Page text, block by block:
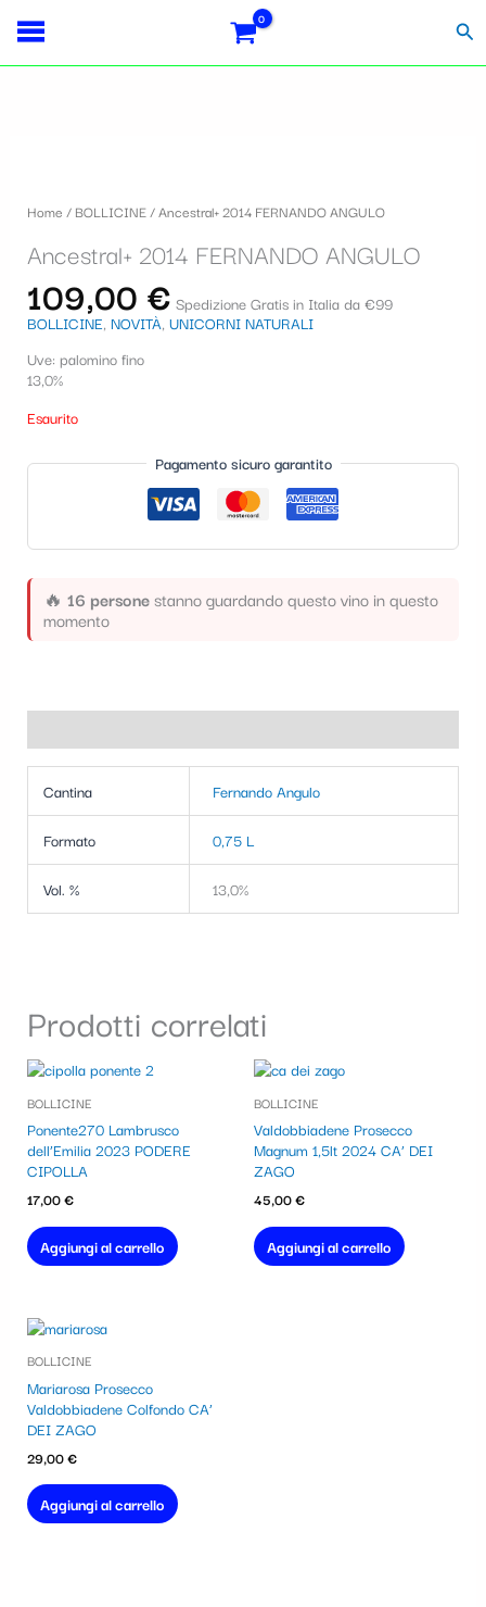
contenuto
Home / BOLLICINE/ Ancestral+ 2014 FERNANDO ANGULO
Ancestral+ 2014 FERNANDO ANGULO
109,00 € Spedizione Gratis in Italia da €99
BOLLICINE, NOVITÀ, UNICORNI NATURALI
Uve: palomino fino
13,0%
Esaurito
Pagamento sicuro garantito
🔥 16 personestanno guardando questo vino in questo
momento
Cantina Fernando Angulo
Formato 0,75 L
Vol. % 13,0%
Prodotti correlati
BOLLICINE
Ponente270 Lambrusco
dell’Emilia 2023 PODERE
CIPOLLA
17,00€
Aggiungi al carrello
BOLLICINE
Valdobbiadene Prosecco
Magnum 1,5lt 2024 CA’ DEI
ZAGO
45,00€
Aggiungi al carrello
BOLLICINE
Mariarosa Prosecco
Valdobbiadene Colfondo CA’
DEI ZAGO
29,00€
Aggiungi al carrello
S
o
n
a
u
n
a
g
r
a
fiscale:
Carrello: